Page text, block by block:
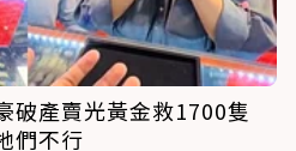
破產賣光黃金救1700隻
們不行